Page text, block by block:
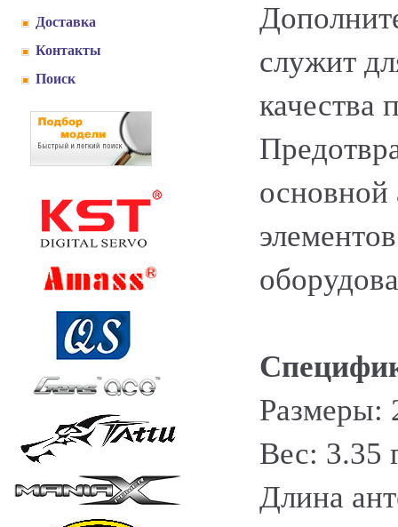
Доставка
Контакты
Поиск
служит
качества
основной
Размеры:
Вес: 3.35
Длина